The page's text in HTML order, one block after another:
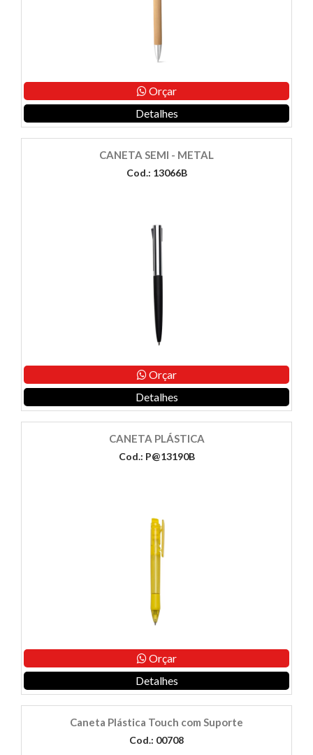
Orçar
Detalhes
CANETA SEMI - METAL
Cod.: 13066B
Orçar
Detalhes
CANETA PLÁSTICA
Cod.: P@13190B
Orçar
Detalhes
Caneta Plástica Touch com Suporte
Cod.: 00708